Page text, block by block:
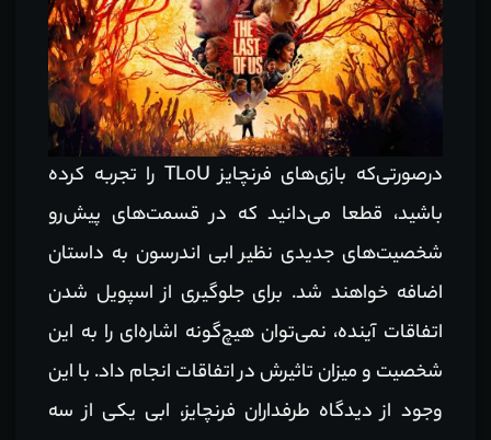
درصورتی‌که بازی‌های فرنچایز TLoU را تجربه کرده
باشید، قطعا می‌دانید که در قسمت‌های پیش‌رو
شخصیت‌های جدیدی نظیر ابی اندرسون به داستان
اضافه خواهند شد. برای جلوگیری از اسپویل شدن
اتفاقات آینده، نمی‌توان هیچ‌گونه اشاره‌ای را به این
شخصیت و میزان تاثیرش در اتفاقات انجام داد. با این
وجود از دیدگاه طرفداران فرنچایز، ابی یکی از سه